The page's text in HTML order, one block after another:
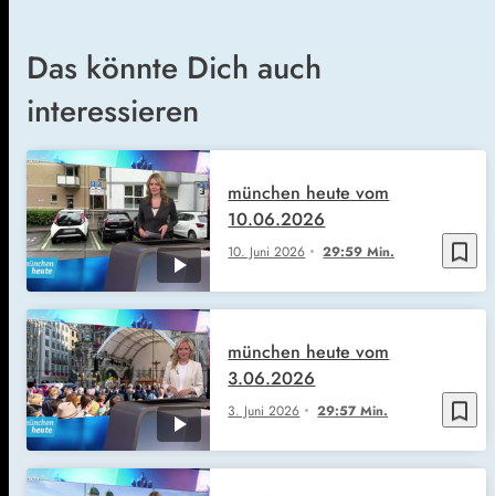
Das könnte Dich auch
interessieren
bookmark_border
10. Juni 2026 29:59 Min.
münchen heute vom
10.06.2026
bookmark_border
3. Juni 2026 29:57 Min.
münchen heute vom
3.06.2026